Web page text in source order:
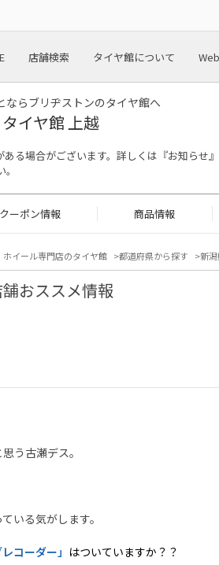
店舗検索 タイヤ館について
ならブリヂストンのタイヤ館へ
タイヤ館 上越
る場合がございます。詳しくは『お知らせ
ーポン情報 商品情報
ホイール専門店のタイヤ館 都道府県から探す 新
おススメ情報
う古瀬デス。
いる気がします。
コーダー」 はついていますか？？